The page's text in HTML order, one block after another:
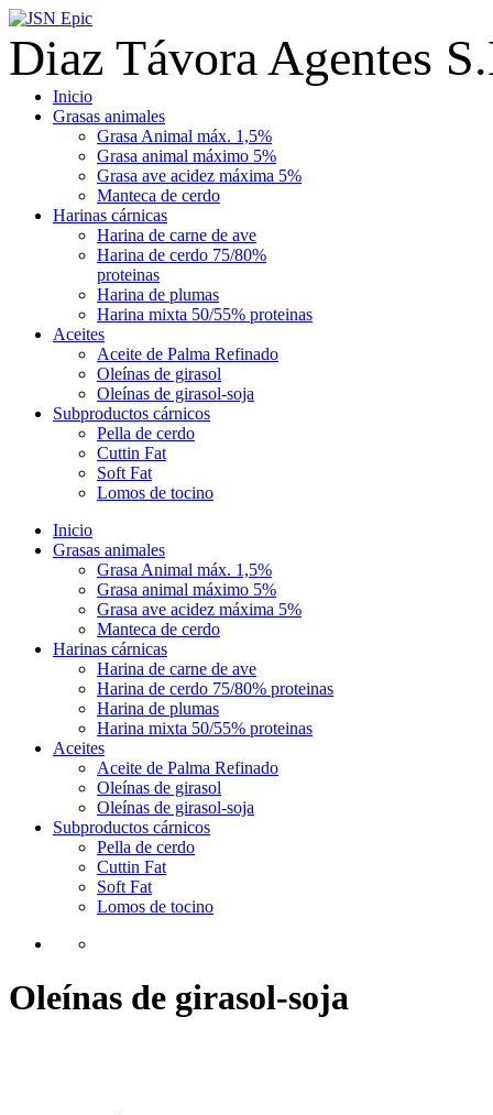
Diaz Távora Agentes
Inicio
Grasas animales
Grasa Animal máx. 1,5%
Grasa animal máximo 5%
Grasa ave acidez máxima 5%
Manteca de cerdo
Harinas cárnicas
Harina de carne de ave
Harina de cerdo 75/80%
proteinas
Harina de plumas
Harina mixta 50/55% proteinas
Aceites
Aceite de Palma Refinado
Oleínas de girasol
Oleínas de girasol-soja
Subproductos cárnicos
Pella de cerdo
Cuttin Fat
Soft Fat
Lomos de tocino
Inicio
Grasas animales
Grasa Animal máx. 1,5%
Grasa animal máximo 5%
Grasa ave acidez máxima 5%
Manteca de cerdo
Harinas cárnicas
Harina de carne de ave
Harina de cerdo 75/80% proteinas
Harina de plumas
Harina mixta 50/55% proteinas
Aceites
Aceite de Palma Refinado
Oleínas de girasol
Oleínas de girasol-soja
Subproductos cárnicos
Pella de cerdo
Cuttin Fat
Soft Fat
Lomos de tocino
Oleínas de girasol-soja